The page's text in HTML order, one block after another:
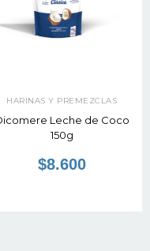
HARINAS Y PREMEZCLAS
Leche de Coco
150g
$8.600